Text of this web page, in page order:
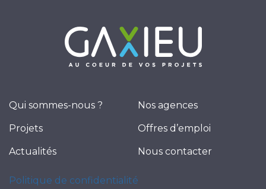
Qui sommes-nous ?
Projets
Actualités
Nos agences
Offres d’emploi
Nous contacter
Politique de confidentialité